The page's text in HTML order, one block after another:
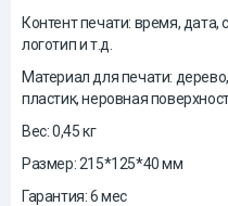
Контент печати: время, дата,
логотип и т.д.
Материал для печати:
пластик, неровная
Вес: 0,45 кг
Размер: 215*125*40 мм
Гарантия: 6 мес